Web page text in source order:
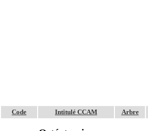
Code Intitulé CCAM Arbre